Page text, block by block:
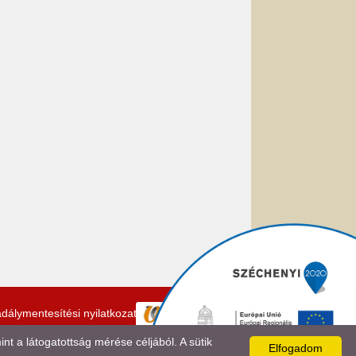
nyilatkozat
Elfogadom
a látogatottság mérése céljából. A sütik